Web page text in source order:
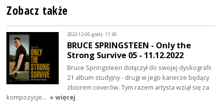
Zobacz także
2022-12-05, godz. 17:30
BRUCE SPRINGSTEEN - Only the
Strong Survive 05 - 11.12.2022
Bruce Springsteen dołączył do swojej dyskografii
21 album studyjny - drugi w jego karierze będący
zbiorem coverów. Tym razem artysta wziął się za
kompozycje… » więcej